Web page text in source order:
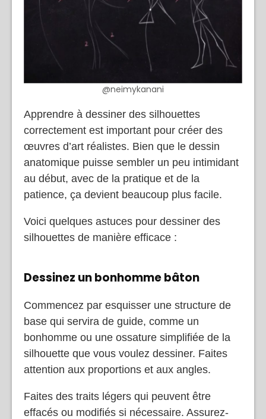
@neimykanani
Apprendre à dessiner des silhouettes
correctement est important pour créer des
œuvres d’art réalistes. Bien que le dessin
anatomique puisse sembler un peu intimidant
au début, avec de la pratique et de la
patience, ça devient beaucoup plus facile.
Voici quelques astuces pour dessiner des
silhouettes de manière efficace :
Dessinez un bonhomme bâton
Commencez par esquisser une structure de
base qui servira de guide, comme un
bonhomme ou une ossature simplifiée de la
silhouette que vous voulez dessiner. Faites
attention aux proportions et aux angles.
Faites des traits légers qui peuvent être
effacés ou modifiés si nécessaire. Assurez-